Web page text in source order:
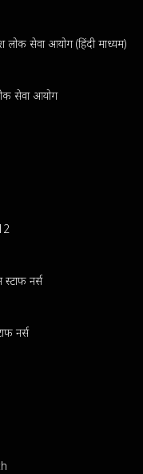
लोक सेवा आयोग (हिंदी माध्यम)
सेवा आयोग
स्टाफ नर्स
नर्स